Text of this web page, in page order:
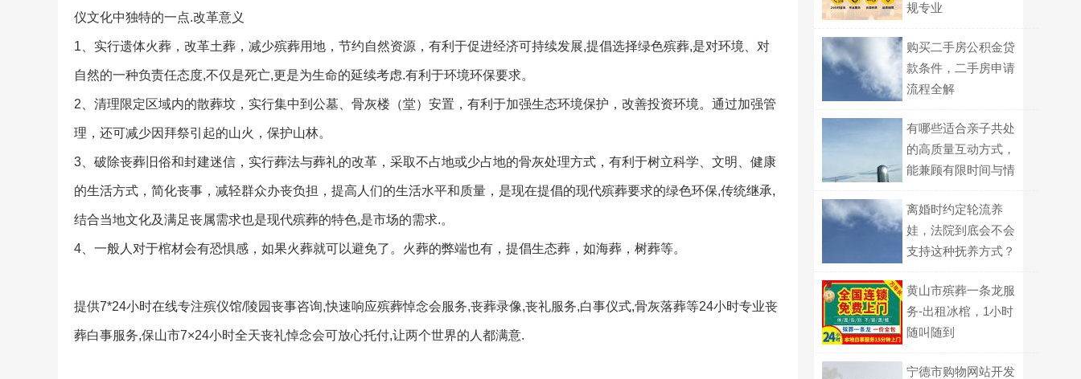
仪文化中独特的一点.改革意义
1、实行遗体火葬，改革土葬，减少殡葬用地，节约自然资源，有利于促进经济可持续发展,提倡选择绿色殡葬,是对环境、对
自然的一种负责任态度,不仅是死亡,更是为生命的延续考虑.有利于环境环保要求。
2、清理限定区域内的散葬坟，实行集中到公墓、骨灰楼（堂）安置，有利于加强生态环境保护，改善投资环境。通过加强管
理，还可减少因拜祭引起的山火，保护山林。
3、破除丧葬旧俗和封建迷信，实行葬法与葬礼的改革，采取不占地或少占地的骨灰处理方式，有利于树立科学、文明、健康
的生活方式，简化丧事，减轻群众办丧负担，提高人们的生活水平和质量，是现在提倡的现代殡葬要求的绿色环保,传统继承,
结合当地文化及满足丧属需求也是现代殡葬的特色,是市场的需求.。
4、一般人对于棺材会有恐惧感，如果火葬就可以避免了。火葬的弊端也有，提倡生态葬，如海葬，树葬等。
提供7*24小时在线专注殡仪馆/陵园丧事咨询,快速响应殡葬悼念会服务,丧葬录像,丧礼服务,白事仪式,骨灰落葬等24小时专业丧
葬白事服务,保山市7×24小时全天丧礼悼念会可放心托付,让两个世界的人都满意.
规专业
购买二手房公积金贷
款条件，二手房申请
流程全解
有哪些适合亲子共处
的高质量互动方式，
能兼顾有限时间与情
离婚时约定轮流养
娃，法院到底会不会
支持这种抚养方式？
黄山市殡葬一条龙服
务-出租冰棺，1小时
随叫随到
宁德市购物网站开发